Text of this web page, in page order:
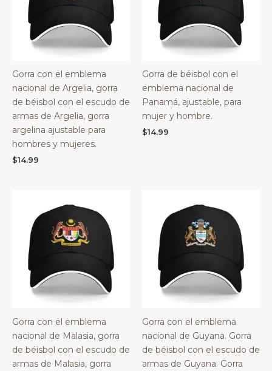
Gorra con el emblema
nacional de Argelia, gorra
de béisbol con el escudo de
armas de Argelia, gorra
argelina ajustable para
hombres y mujeres.
$14.99
Gorra de béisbol con el
emblema nacional de
Panamá, ajustable, para
mujer y hombre.
$14.99
Gorra con el emblema
nacional de Malasia, gorra
de béisbol con el escudo de
armas de Malasia, gorra
Gorra con el emblema
nacional de Guyana. Gorra
de béisbol con el escudo de
armas de Guyana. Gorra